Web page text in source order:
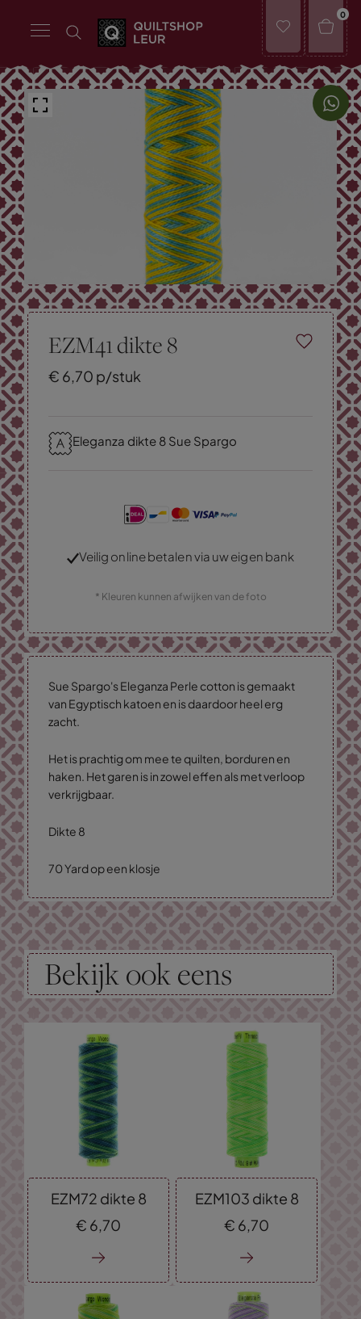
0
EZM41 dikte 8
€ 6,70 p/stuk
Eleganza dikte 8 Sue Spargo
Veilig online betalen via uw eigen bank
* Kleuren kunnen afwijken van de foto
Sue Spargo's Eleganza Perle cotton is gemaakt
van Egyptisch katoen en is daardoor heel erg
zacht.
Het is prachtig om mee te quilten, borduren en
haken. Het garen is in zowel effen als met verloop
verkrijgbaar.
Dikte 8
70 Yard op een klosje
Bekijk ook eens
EZM72 dikte 8
€ 6,70
EZM103 dikte 8
€ 6,70